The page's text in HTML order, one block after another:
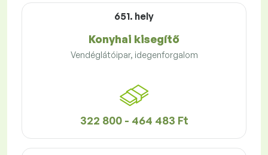
651. hely
Konyhai kisegítő
Vendéglátóipar, idegenforgalom
322 800 - 464 483 Ft